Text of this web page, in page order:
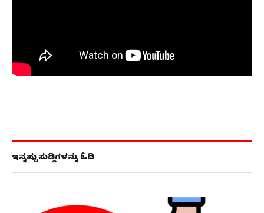
ಇನ್ನಷ್ಟು ಸುದ್ದಿಗಳನ್ನು ಓದಿ